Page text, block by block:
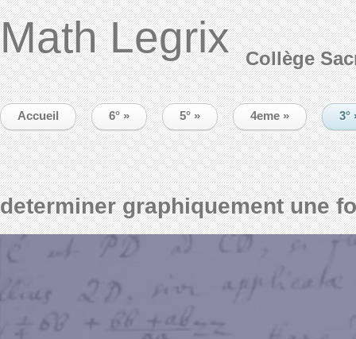
Math Legrix Collège
Accueil 6° » 5° » 4eme » 3°
determiner graphiquement une